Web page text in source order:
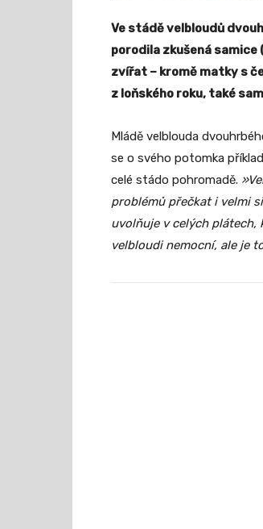
Ve stádě velbloudů
porodila zkušená
zvířat – kromě matky s
z loňského roku, také
Mládě velblouda
se o svého potomka
celé stádo pohromadě.
problémů přečkat i velmi
uvolňuje v celých plátech,
velbloudi nemocní, ale je